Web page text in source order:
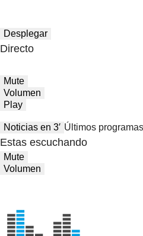
Desplegar
Directo
Mute
Volumen
Play
Noticias en 3′ Últimos programas
Estas escuchando
Mute
Volumen